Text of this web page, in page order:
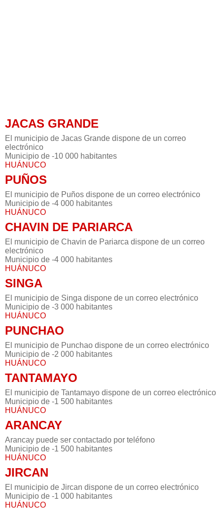
JACAS GRANDE
El municipio de Jacas Grande dispone de un correo
electrónico
Municipio de -10 000 habitantes
HUÁNUCO
PUÑOS
El municipio de Puños dispone de un correo electrónico
Municipio de -4 000 habitantes
HUÁNUCO
CHAVIN DE PARIARCA
El municipio de Chavin de Pariarca dispone de un correo
electrónico
Municipio de -4 000 habitantes
HUÁNUCO
SINGA
El municipio de Singa dispone de un correo electrónico
Municipio de -3 000 habitantes
HUÁNUCO
PUNCHAO
El municipio de Punchao dispone de un correo electrónico
Municipio de -2 000 habitantes
HUÁNUCO
TANTAMAYO
El municipio de Tantamayo dispone de un correo electrónico
Municipio de -1 500 habitantes
HUÁNUCO
ARANCAY
Arancay puede ser contactado por teléfono
Municipio de -1 500 habitantes
HUÁNUCO
JIRCAN
El municipio de Jircan dispone de un correo electrónico
Municipio de -1 000 habitantes
HUÁNUCO